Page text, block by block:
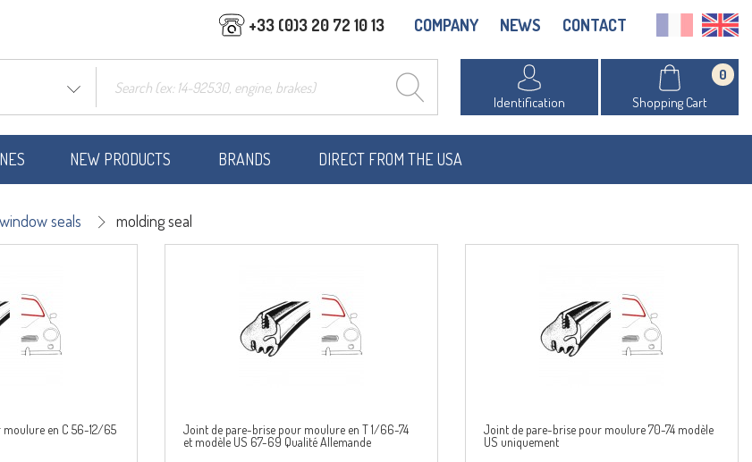
+33 (0)3 20 72 10 13 COMPANY NEWS CONTACT
Identification Shopping Cart
0
NEW PRODUCTS BRANDS DIRECT FROM THE USA
window seals molding seal
en C 56-12/65
Joint de pare-brise pour moulure en T 1/66-74
et modèle US 67-69 Qualité Allemande
Joint de pare-brise pour moulure 70-74 modèle
US uniquement